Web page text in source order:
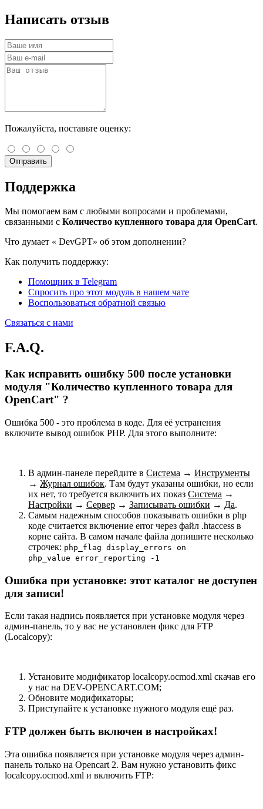
Написать отзыв
Пожалуйста, поставьте оценку:
Отправить
Поддержка
Мы помогаем вам с любыми вопросами и проблемами,
связанными с Количество купленного товара для OpenCart.
Что думает « DevGPT» об этом дополнении?
Как получить поддержку:
Помощник в Telegram
Спросить про этот модуль в нашем чате
Воспользоваться обратной связью
Связаться с нами
F.A.Q.
Как исправить ошибку 500 после установки
модуля "Количество купленного товара для
OpenCart" ?
Ошибка 500 - это проблема в коде. Для её устранения
включите вывод ошибок PHP. Для этого выполните:
В админ-панеле перейдите в Система → Инструменты
→ Журнал ошибок. Там будут указаны ошибки, но если
их нет, то требуется включить их показ Система →
Настройки → Сервер → Записывать ошибки → Да.
Самым надежным способов показывать ошибки в php
коде считается включение error через файл .htaccess в
корне сайта. В самом начале файла допишите несколько
строчек: php_flag display_errors on
php_value error_reporting -1
Ошибка при установке: этот каталог не доступен
для записи!
Если такая надпись появляется при установке модуля через
админ-панель, то у вас не установлен фикс для FTP
(Localcopy):
Установите модификатор localcopy.ocmod.xml скачав его
у нас на DEV-OPENCART.COM;
Обновите модификаторы;
Приступайте к установке нужного модуля ещё раз.
FTP должен быть включен в настройках!
Эта ошибка появляется при установке модуля через админ-
панель только на Opencart 2. Вам нужно установить фикс
localcopy.ocmod.xml и включить FTP: